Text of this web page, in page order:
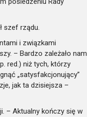
szef rządu.
i związkami
– Bardzo zależało nam
red.) niż tych, którzy
„satysfakcjonujący”
jak ta dzisiejsza –
– Aktualny kończy się w